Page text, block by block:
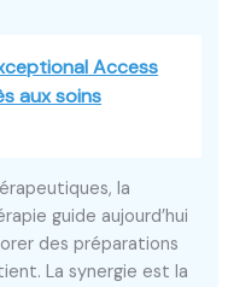
Access
aux soins
la
guide aujourd’hui
des préparations
La synergie est la